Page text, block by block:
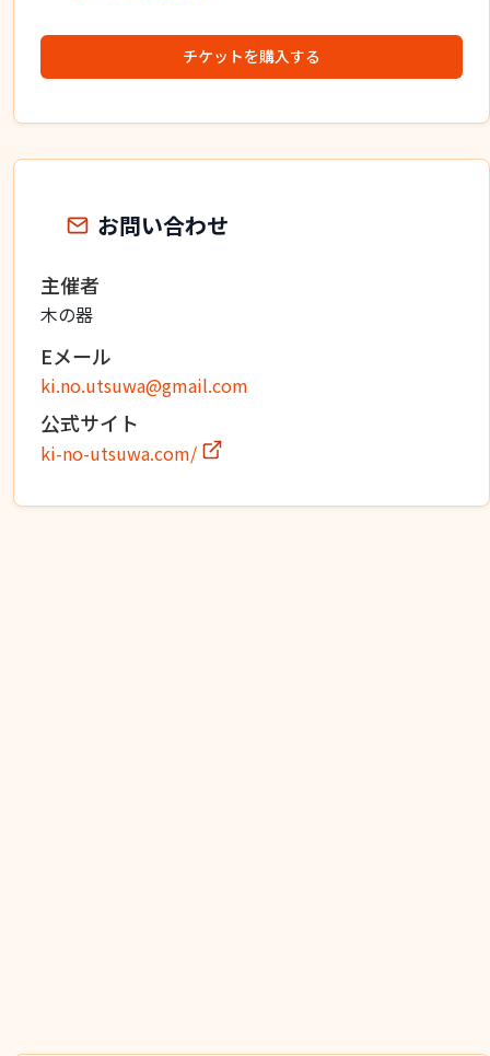
チケットを購入する
お問い合わせ
主催者
木の器
Eメール
ki.no.utsuwa@gmail.com
公式サイト
ki-no-utsuwa.com/